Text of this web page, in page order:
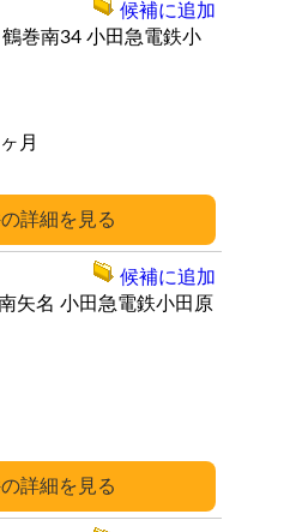
詳細
鶴巻南34 小田急電鉄小
ヶ月
候補に追加
詳細
矢名 小田急電鉄小田原
候補に追加